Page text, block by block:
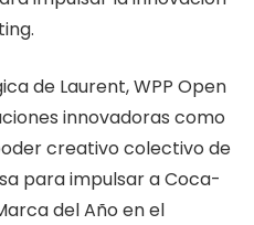
de Laurent, WPP Open
innovadoras como
creativo colectivo de
para impulsar a Coca-
del Año en el